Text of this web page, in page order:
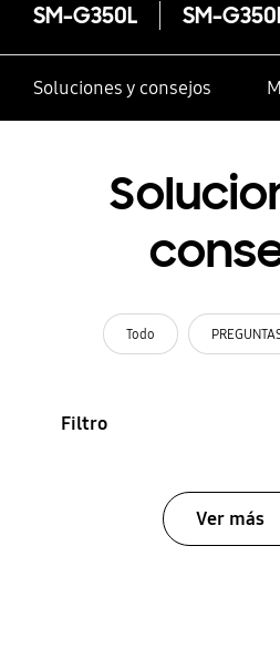
SM-G350L SM-
Soluciones y consejos
Todo
Filtro
Ver más